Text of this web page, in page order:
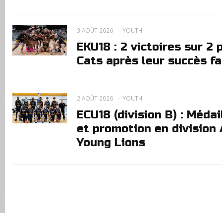
3 AOÛT 2026 YOUTH
EKU18 : 2 victoires sur 2
Cats après leur succès
2 AOÛT 2026 YOUTH
ECU18 (division B) :
et promotion en division
Young Lions